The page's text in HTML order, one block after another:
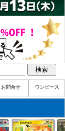
検索
お問合せ ワンピース